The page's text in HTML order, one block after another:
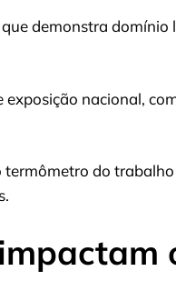
demonstra
nacional,
do